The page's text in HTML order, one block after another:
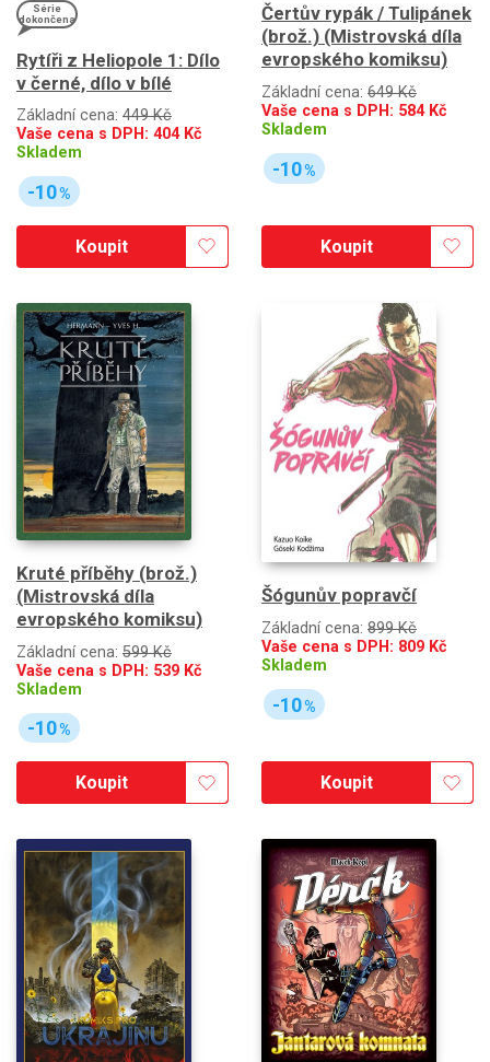
Série
dokončena
Rytíři z Heliopole 1: Dílo
v černé, dílo v bílé
Základní cena: 449 Kč
Vaše cena s DPH: 404Kč
Skladem
-10%
Koupit
Čertův rypák / Tulipánek
(brož.) (Mistrovská díla
evropského komiksu)
Základní cena: 649 Kč
Vaše cena s DPH: 584Kč
Skladem
-10%
Koupit
Kruté příběhy (brož.)
(Mistrovská díla
evropského komiksu)
Základní cena: 599 Kč
Vaše cena s DPH: 539 Kč
Skladem
-10%
Koupit
Šógunův popravčí
Základní cena: 899 Kč
Vaše cena s DPH: 809 Kč
Skladem
-10%
Koupit